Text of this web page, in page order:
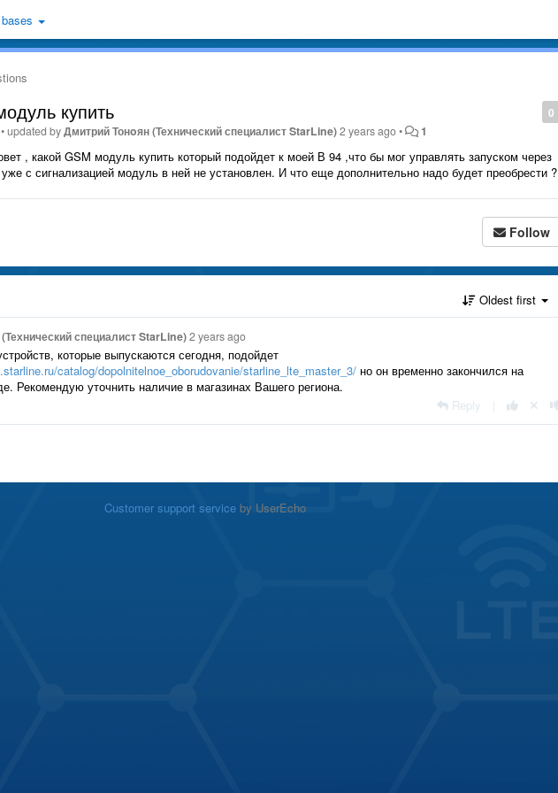
0
купить
•updated byДмитрий Тонoян (Технический специалист StarLine)2 years ago• 1
, какой GSM модуль купить который подойдет к моей В 94 ,что бы мог управлять запуском через
с сигнализацией модуль в ней не установлен. И что еще дополнительно надо будет преобрести ?
Follow
Oldest first
специалист StarLine)2 years ago
которые выпускаются сегодня, подойдет
catalog/dopolnitelnoe_oborudovanie/starline_lte_master_3/ но он временно закончился на
Рекомендую уточнить наличие в магазинах Вашего региона.
Reply
Customer support serviceby UserEcho